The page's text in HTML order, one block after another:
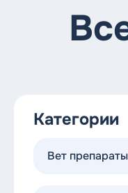
Категории
Вет препараты